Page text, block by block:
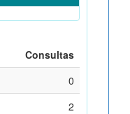
Consultas
0
2